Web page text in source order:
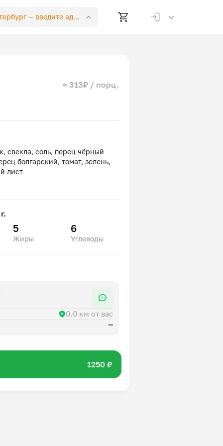
—введите адрес
≈ 313₽ / порц.
свекла, соль, перец чёрный
болгарский, томат, зелень,
5
Жиры
6
Углеводы
0.0 км от вас
—
1250 ₽